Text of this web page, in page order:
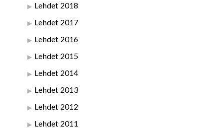
Lehdet 2018
Lehdet 2017
Lehdet 2016
Lehdet 2015
Lehdet 2014
Lehdet 2013
Lehdet 2012
Lehdet 2011